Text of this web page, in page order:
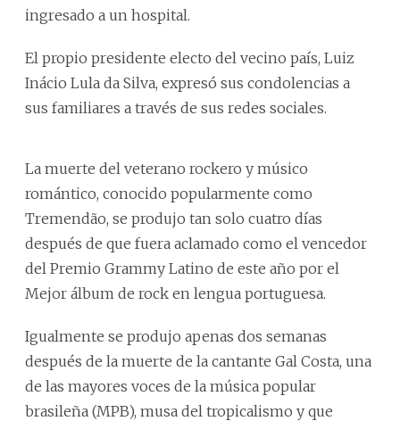
ingresado a un hospital.
El propio presidente electo del vecino país, Luiz
Inácio Lula da Silva, expresó sus condolencias a
sus familiares a través de sus redes sociales.
La muerte del veterano rockero y músico
romántico, conocido popularmente como
Tremendão, se produjo tan solo cuatro días
después de que fuera aclamado como el vencedor
del Premio Grammy Latino de este año por el
Mejor álbum de rock en lengua portuguesa.
Igualmente se produjo apenas dos semanas
después de la muerte de la cantante Gal Costa, una
de las mayores voces de la música popular
brasileña (MPB), musa del tropicalismo y que